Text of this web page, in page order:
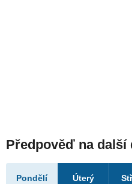
Předpověď na další
Pondělí Úterý